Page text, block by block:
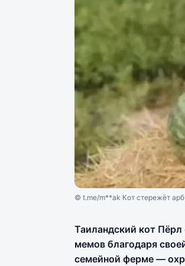
© t.me/m**ak Кот стережёт
Таиландский кот
мемов благодаря
семейной ферме —